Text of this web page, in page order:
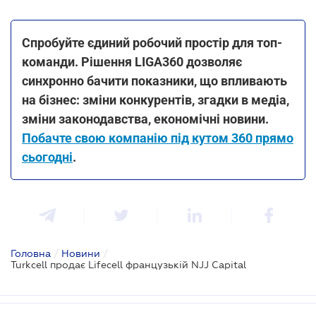
Спробуйте єдиний робочий простір для топ-
команди. Рішення LIGA360 дозволяє
синхронно бачити показники, що впливають
на бізнес: зміни конкурентів, згадки в медіа,
зміни законодавства, економічні новини.
Побачте свою компанію під кутом 360 прямо
сьогодні.
Головна / Новини /
Turkcell продає Lifecell французькій NJJ Capital